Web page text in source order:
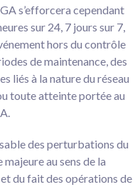
s’efforcera cependant
sur 24, 7 jours sur 7,
hors du contrôle
de maintenance, des
liés à la nature du réseau
toute atteinte portée au
des perturbations du
au sens de la
du fait des opérations de